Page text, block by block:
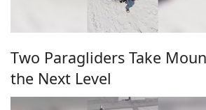
Two Paragliders Take
the Next Level